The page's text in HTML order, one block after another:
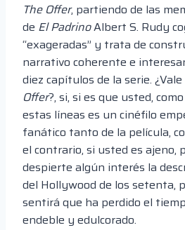
The Offer, partiendo de las
de El PadrinoAlbert S. Rudy
“exageradas” y trata de
narrativo coherente e
diez capítulos de la serie.
Offer?, si, si es que usted,
estas líneas es un cinéfilo
fanático tanto de la película,
el contrario, si usted es ajeno,
despierte algún interés la
del Hollywood de los setenta,
sentirá que ha perdido el
endeble y edulcorado.